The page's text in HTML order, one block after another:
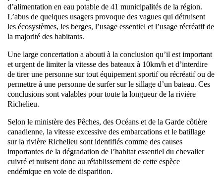
d’alimentation en eau potable de 41 municipalités de la région.
L’abus de quelques usagers provoque des vagues qui détruisent
les écosystèmes, les berges, l’usage essentiel et l’usage récréatif de
la majorité des habitants.
Une large concertation a abouti à la conclusion qu’il est important
et urgent de limiter la vitesse des bateaux à 10km/h et d’interdire
de tirer une personne sur tout équipement sportif ou récréatif ou de
permettre à une personne de surfer sur le sillage d’un bateau. Ces
conclusions sont valables pour toute la longueur de la rivière
Richelieu.
Selon le ministère des Pêches, des Océans et de la Garde côtière
canadienne, la vitesse excessive des embarcations et le batillage
sur la rivière Richelieu sont identifiés comme des causes
importantes de la dégradation de l’habitat essentiel du chevalier
cuivré et nuisent donc au rétablissement de cette espèce
endémique en voie de disparition.